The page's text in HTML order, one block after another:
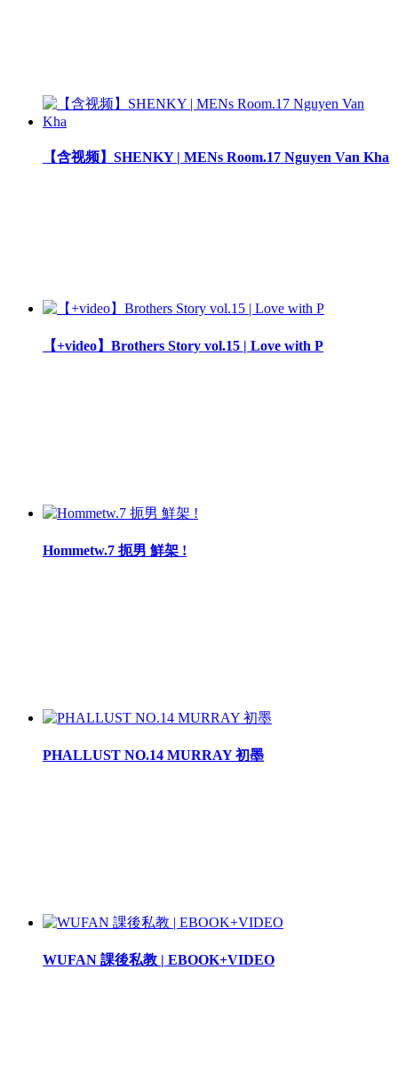
【含视频】SHENKY | MENs Room.17 Nguyen Van Kha
【+video】Brothers Story vol.15 | Love with P
Hommetw.7 扼男 鮮架 !
PHALLUST NO.14 MURRAY 初墨
WUFAN 課後私教 | EBOOK+VIDEO